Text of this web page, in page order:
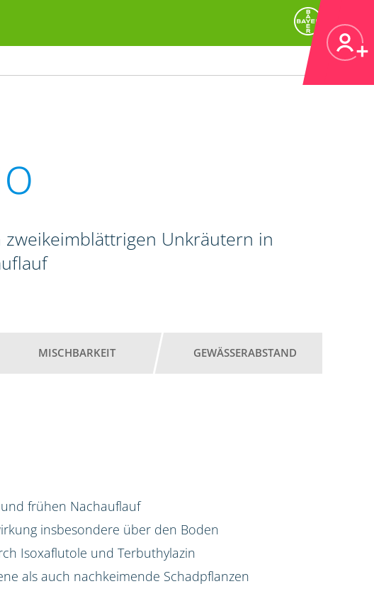
Unkräutern in
MISCHBARKEIT GEWÄSSERABSTAND
frühen Nachauflauf
insbesondere über den Boden
Isoxaflutole und Terbuthylazin
als auch nachkeimende Schadpflanzen